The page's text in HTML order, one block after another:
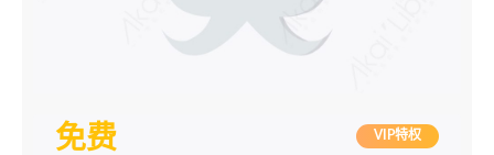
免费 VIP特权